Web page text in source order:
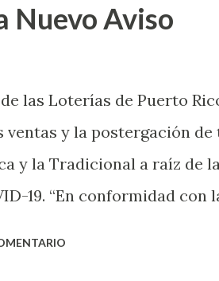
Nuevo Aviso
las Loterías de Puerto
ventas y la postergación
y la Tradicional a raíz de
19. “En conformidad con